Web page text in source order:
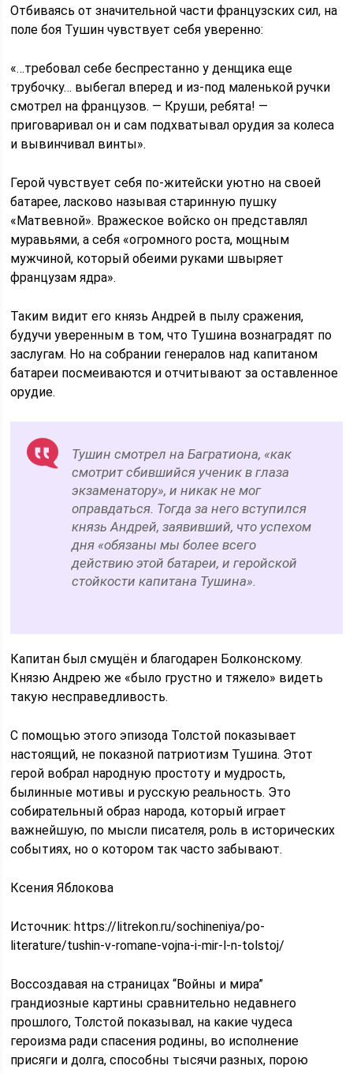
Отбиваясь от значительной части французских сил, на
поле боя Тушин чувствует себя уверенно:
«…требовал себе беспрестанно у денщика еще
трубочку… выбегал вперед и из-под маленькой ручки
смотрел на французов. — Круши, ребята! —
приговаривал он и сам подхватывал орудия за колеса
и вывинчивал винты».
Герой чувствует себя по-житейски уютно на своей
батарее, ласково называя старинную пушку
«Матвевной». Вражеское войско он представлял
муравьями, а себя «огромного роста, мощным
мужчиной, который обеими руками швыряет
французам ядра».
Таким видит его князь Андрей в пылу сражения,
будучи уверенным в том, что Тушина вознаградят по
заслугам. Но на собрании генералов над капитаном
батареи посмеиваются и отчитывают за оставленное
орудие.
Тушин смотрел на Багратиона, «как
смотрит сбившийся ученик в глаза
экзаменатору», и никак не мог
оправдаться. Тогда за него вступился
князь Андрей, заявивший, что успехом
дня «обязаны мы более всего
действию этой батареи, и геройской
стойкости капитана Тушина».
Капитан был смущён и благодарен Болконскому.
Князю Андрею же «было грустно и тяжело» видеть
такую несправедливость.
С помощью этого эпизода Толстой показывает
настоящий, не показной патриотизм Тушина. Этот
герой вобрал народную простоту и мудрость,
былинные мотивы и русскую реальность. Это
собирательный образ народа, который играет
важнейшую, по мысли писателя, роль в исторических
событиях, но о котором так часто забывают.
Ксения Яблокова
Источник:https://litrekon.ru/sochineniya/po-
literature/tushin-v-romane-vojna-i-mir-l-n-tolstoj/
Воссоздавая на страницах “Войны и мира”
грандиозные картины сравнительно недавнего
прошлого, Толстой показывал, на какие чудеса
героизма ради спасения родины, во исполнение
присяги и долга, способны тысячи разных, порою